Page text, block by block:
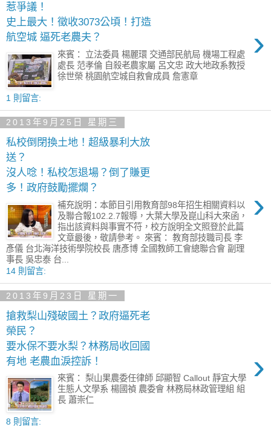
惹爭議！
史上最大！徵收3073公頃！打造
航空城 逼死老農夫？
›
來賓： 立法委員 楊麗環 交通部民航局 機場工程處
處長 范孝倫 自殺老農家屬 呂文忠 政大地政系教授
徐世榮 桃園航空城自救會成員 詹憲章
1 則留言:
2013年9月25日 星期三
私校倒閉換土地！超級暴利大放
送？
沒人唸！私校怎退場？倒了賺更
多！政府鼓勵擺爛？
›
補充說明：本節目引用教育部98年招生相關資料以
及聯合報102.2.7報導，大葉大學及崑山科大來函，
指出該資料與事實不符，校方說明全文照登於此篇
文章最後，敬請參考。 來賓： 教育部技職司長 李
彥儀 台北海洋技術學院校長 唐彥博 全國教師工會總聯合會 副理
事長 吳忠泰 台...
14 則留言:
2013年9月23日 星期一
搶救梨山殘破國土？政府逼死老
榮民？
要水保不要水梨？林務局收回國
有地 老農血淚控訴！
›
來賓： 梨山果農委任律師 邱顯智 Callout 靜宜大學
生態人文學系 楊國禎 農委會 林務局林政管理組 組
長 蕭崇仁
8 則留言: